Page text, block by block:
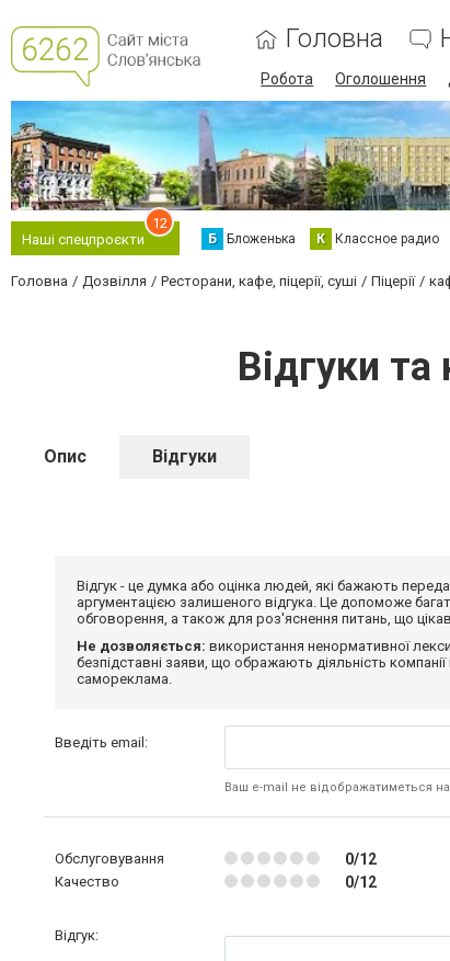
Головна
Робота Оголошення
Наші спецпроєкти
12
Б Бложенька К Классное радио
Головна Дозвілля Ресторани, кафе, піцерії, суші Піцерії
Відгуки
Опис Відгуки
Відгук - це думка або оцінка людей, які бажають
аргументацією залишеного відгука. Це допоможе
обговорення, а також для роз'яснення питань, що
Не дозволяється: використання ненормативної
безпідставні заяви, що ображають діяльність
самореклама.
Введіть email:
Ваш e-mail не відображатиметься на
Обслуговування 0/12
Качество 0/12
Відгук: